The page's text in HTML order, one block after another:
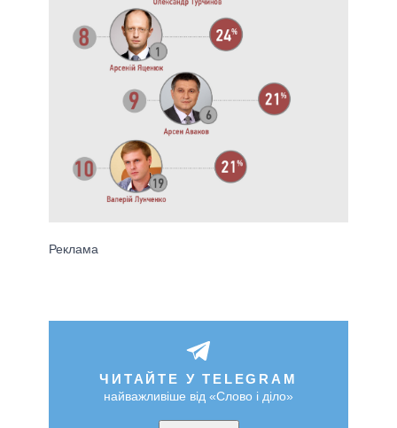
ЧИТАЙТЕ У TELEGRAM
найважливіше від «Слово і діло»